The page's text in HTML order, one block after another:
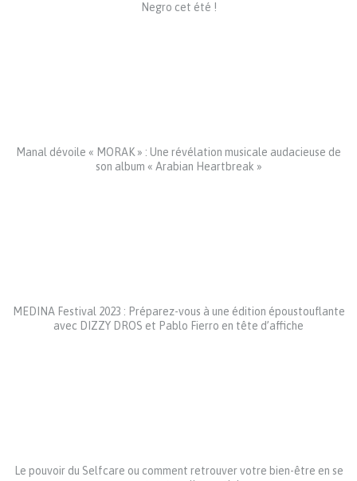
Negro cet été !
Manal dévoile « MORAK » : Une révélation musicale audacieuse de
son album « Arabian Heartbreak »
MEDINA Festival 2023 : Préparez-vous à une édition époustouflante
avec DIZZY DROS et Pablo Fierro en tête d’affiche
Le pouvoir du Selfcare ou comment retrouver votre bien-être en se